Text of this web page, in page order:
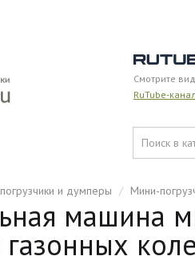
Смотрите
RuTube-
и думперы / Мини-
машина